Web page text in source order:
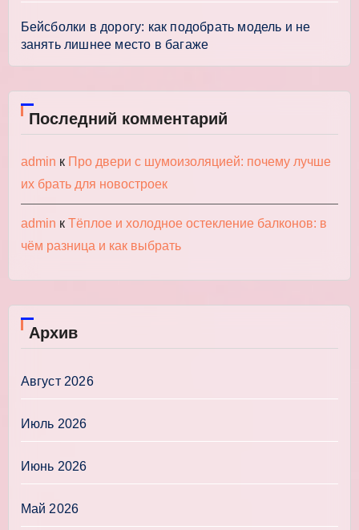
Бейсболки в дорогу: как подобрать модель и не
занять лишнее место в багаже
Последний комментарий
admin к Про двери с шумоизоляцией: почему лучше
их брать для новостроек
admin к Тёплое и холодное остекление балконов: в
чём разница и как выбрать
Архив
Август 2026
Июль 2026
Июнь 2026
Май 2026